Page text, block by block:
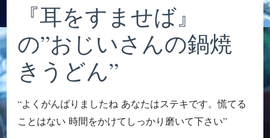
ど
ん”を
『耳をすませば』
の”おじいさんの鍋焼
きうどん”
“よくがんばりましたね あなたはステキです。慌てる
ことはない 時間をかけてしっかり磨いて下さい”